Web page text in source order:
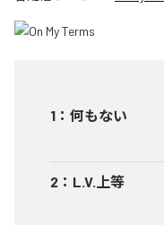
1 ： 何もない
2 ： L.V.上等